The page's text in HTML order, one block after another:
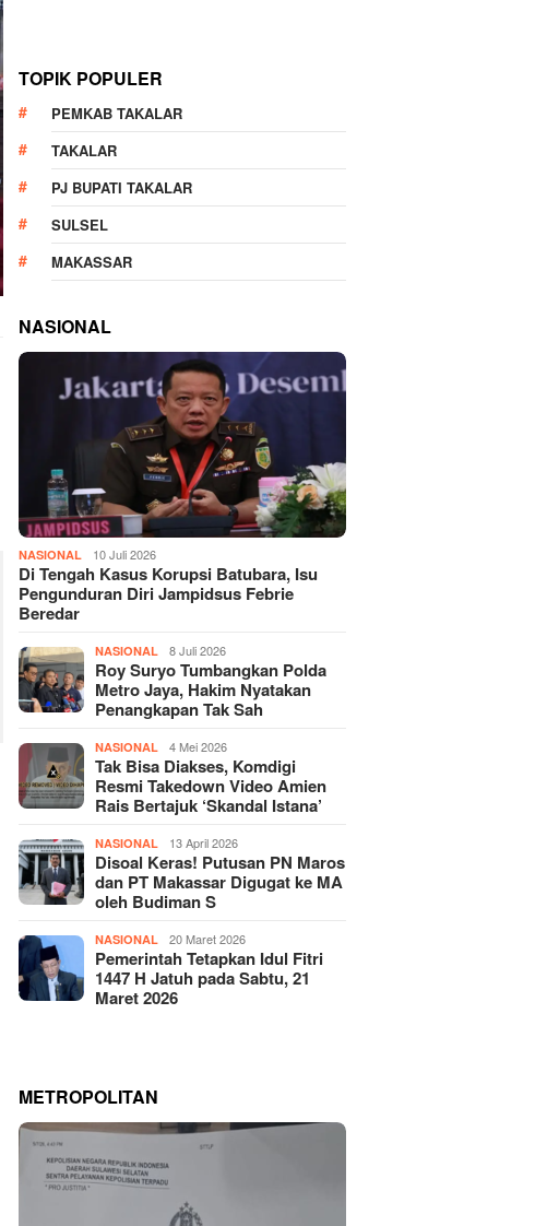
TOPIK POPULER
PEMKAB TAKALAR
TAKALAR
PJ BUPATI TAKALAR
SULSEL
MAKASSAR
NASIONAL
NASIONAL 10 Juli 2026
Di Tengah Kasus Korupsi Batubara, Isu
Pengunduran Diri Jampidsus Febrie
Beredar
NASIONAL 8 Juli 2026
Roy Suryo Tumbangkan Polda
Metro Jaya, Hakim Nyatakan
Penangkapan Tak Sah
NASIONAL 4 Mei 2026
Tak Bisa Diakses, Komdigi
Resmi Takedown Video Amien
Rais Bertajuk ‘Skandal Istana’
NASIONAL 13 April 2026
Disoal Keras! Putusan PN Maros
dan PT Makassar Digugat ke MA
oleh Budiman S
NASIONAL 20 Maret 2026
Pemerintah Tetapkan Idul Fitri
1447 H Jatuh pada Sabtu, 21
Maret 2026
METROPOLITAN